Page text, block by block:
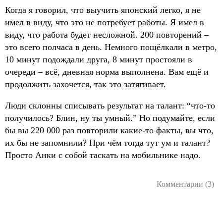
Когда я говорил, что выучить японский легко, я не
имел в виду, что это не потребует работы. Я имел в
виду, что работа будет несложной. 200 повторений –
это всего полчаса в день. Немного пощёлкали в метро,
10 минут подождали друга, 8 минут простояли в
очереди – всё, дневная норма выполнена. Вам ещё и
продолжить захочется, так это затягивает.
Люди склонны списывать результат на талант: “что-то
получилось? Блин, ну ты умный.” Но подумайте, если
бы вы 220 000 раз повторили какие-то факты, вы что,
их бы не запомнили? При чём тогда тут ум и талант?
Просто Анки с собой таскать на мобильнике надо.
Комментарии (3)